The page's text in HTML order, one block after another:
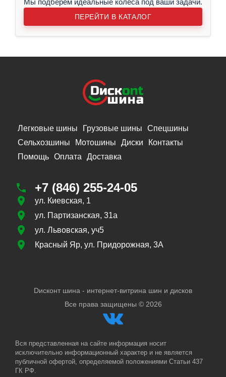
ПЕРЕЙТИ В КАТАЛОГ
Легковые шины Грузовые шины
Спецшины
Сельхозшины
Мотошины Диски
Контакты
Помощь Оплата Доставка
+7 (846) 255-24-05
ул. Киевская, 1
ул. Партизанская, 31а
ул. Львовская, уч5
Красный Яр, ул. Придорожная, 3А
Dисконт шина - интернет-витрина шин и дисков
Все права защищены © 2026
Вся представленная на сайте информация носит
исключительно информационный характер и не является
публичной офертой, определяемой положениями Статьи 437
ГК РФ.